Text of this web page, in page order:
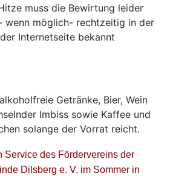
muss die Bewirtung leider
wenn möglich- rechtzeitig in der
Internetseite bekannt
Getränke, Bier, Wein
Imbiss sowie Kaffee und
solange der Vorrat reicht.
Service des Fördervereins der
Dilsberg e. V. im Sommer in